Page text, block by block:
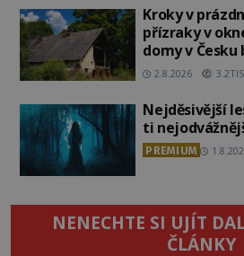
Kroky v
přízraky v
domy v
2.8.2026 3.2TIS
Nejděsivější lesy
ti
PREMIUM
NENECHTE SI UJÍT
ČLÁNKY